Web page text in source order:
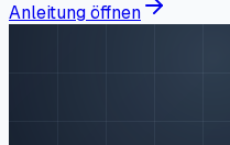
Anleitung öffnen